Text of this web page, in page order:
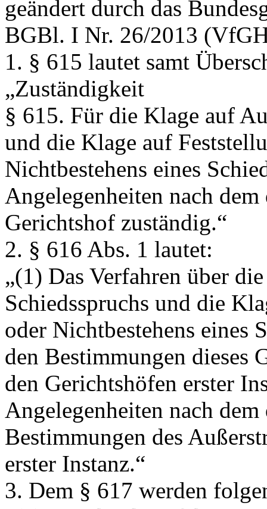
geändert durch das
BGBl. I Nr. 26/2013
1. § 615 lautet samt
„Zuständigkeit
§ 615. Für die Klage auf
und die Klage auf
Nichtbestehens eines
Angelegenheiten nach
Gerichtshof zuständig.“
2. § 616 Abs. 1 lautet:
„(1) Das Verfahren über
Schiedsspruchs und die
oder Nichtbestehens eines
den Bestimmungen dieses
den Gerichtshöfen erster
Angelegenheiten nach
Bestimmungen des
erster Instanz.“
3. Dem § 617 werden